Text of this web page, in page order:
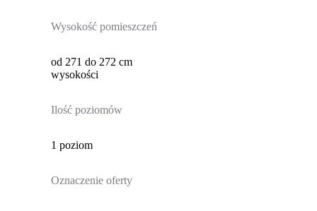
Wysokość pomieszczeń
od 271 do 272 cm
wysokości
Ilość poziomów
1 poziom
Oznaczenie oferty